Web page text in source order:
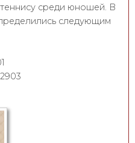
теннису среди юношей. В
следующим